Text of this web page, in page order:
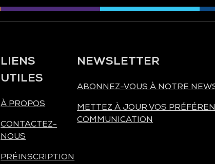
LIENS
UTILES
À PROPOS
CONTACTEZ-
NOUS
PRÉINSCRIPTION
NEWSLETTER
ABONNEZ-VOUS À NOTRE
METTEZ À JOUR VOS
COMMUNICATION